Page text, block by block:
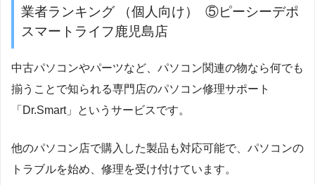
業者ランキング （個人向け） ⑤ピーシーデポ
スマートライフ鹿児島店
中古パソコンやパーツなど、パソコン関連の物なら何でも
揃うことで知られる専門店のパソコン修理サポート
「Dr.Smart」というサービスです。
他のパソコン店で購入した製品も対応可能で、パソコンの
トラブルを始め、修理を受け付けています。